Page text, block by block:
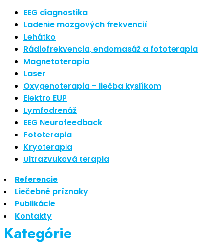
EEG diagnostika
Ladenie mozgových frekvencií
Lehátko
Rádiofrekvencia, endomasáž a fototerapia
Magnetoterapia
Laser
Oxygenoterapia – liečba kyslíkom
Elektro EUP
Lymfodrenáž
EEG Neurofeedback
Fototerapia
Kryoterapia
Ultrazvuková terapia
Referencie
Liečebné príznaky
Publikácie
Kontakty
Najnovšie články
Nové polarizované svetlo
So psoriázou netreba žiť
Rozšírenie služieb
Hudba a vývoj mozgu
Najnovšie komentáre
Žiadne komentáre na zobrazenie.
Archív
september 2021
apríl 2021
august 2020
Kategórie